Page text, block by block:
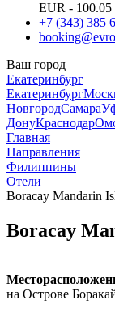
EUR - 100.05
+7 (343) 385
Ваш город
Екатеринбург
Екатеринбург
НовгородСамара
ДонуКраснодар
Главная
Направления
Филиппины
Отели
Boracay Mandarin
Boracay
на Острове